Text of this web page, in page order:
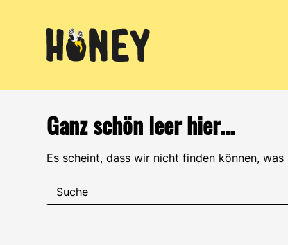
Ganz schön leer hier...
Es scheint, dass wir nicht finden können,